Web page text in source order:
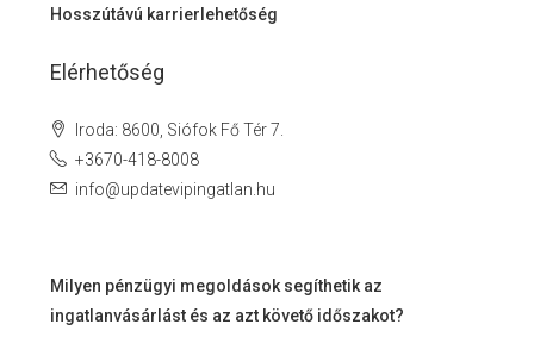
Hosszútávú karrierlehetőség
Elérhetőség
Iroda: 8600, Siófok Fő Tér 7.
+3670-418-8008
info@updatevipingatlan.hu
Milyen pénzügyi megoldások segíthetik az
ingatlanvásárlást és az azt követő időszakot?